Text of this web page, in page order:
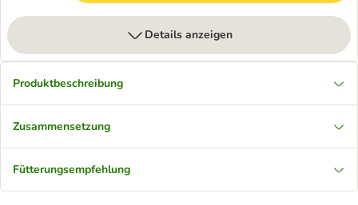
Details anzeigen
Produktbeschreibung
Zusammensetzung
Fütterungsempfehlung